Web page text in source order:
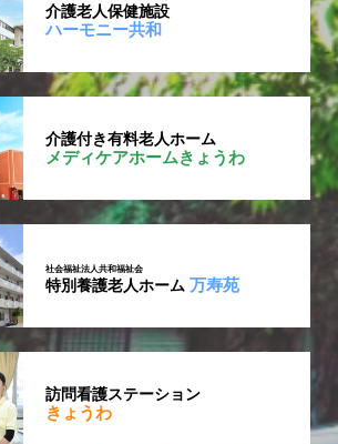
介護老人保健施設
ハーモニー共和
介護付き有料老人ホーム
メディケアホームきょうわ
社会福祉法人共和福祉会
特別養護老人ホーム万寿苑
訪問看護ステーション
きょうわ